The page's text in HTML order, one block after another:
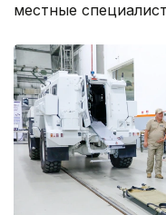
местные